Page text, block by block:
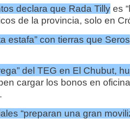
declara que Rada Tillyes
de la provincia, solo en
estafa” con tierras que Seros
del TEG en El Chubut,
cargar los bonos en
“preparan una gran